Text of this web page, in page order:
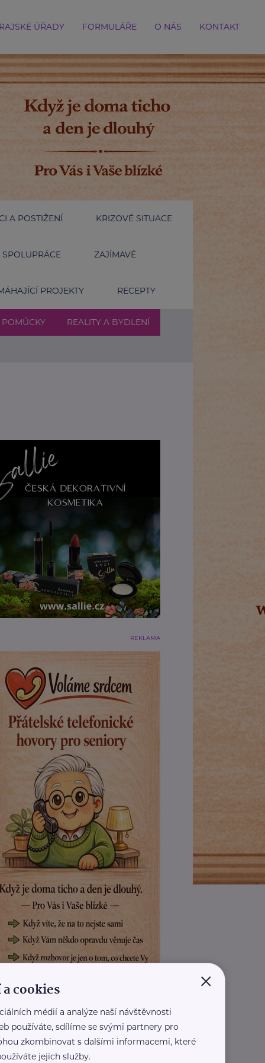
ÚŘADY FORMULÁŘE O NÁS KONTAKT
A POSTIŽENÍ KRIZOVÉ SITUACE
SPOLUPRÁCE ZAJÍMAVÉ
PROJEKTY RECEPTY
REALITY A BYDLENÍ
REKLAMA
REKLAMA
×
cookies
médií a analýze naší návštěvnosti
používáte, sdílíme se svými partnery pro
zkombinovat s dalšími informacemi, které
jejich služby.